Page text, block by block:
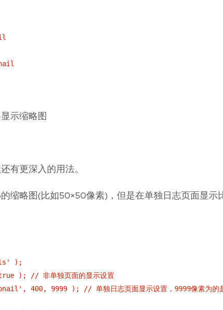
示缩略图
有更深入的用法。
缩略图(比如50×50像素)，但是在单独日志页面显示
);
); // 非单独页面的显示设置
400, 9999 ); // 单独日志页面显示设置，9999像素为的是